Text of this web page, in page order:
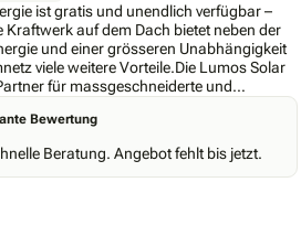
ist gratis und unendlich verfügbar –
Kraftwerk auf dem Dach bietet neben der
und einer grösseren Unabhängigkeit
viele weitere Vorteile.Die Lumos Solar
für massgeschneiderte und
Lösungen rund um Solaranlagen für
Geschäftshäuser.Als junges, engagiertes
Anlagen– Batteriespeicher– E-Mobilität–
Zusammenschluss zum
Bewertung
Beratung. Angebot fehlt bis jetzt.